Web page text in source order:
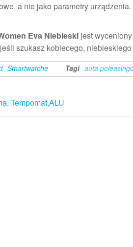
a nie jako parametry
Eva Niebieski jest
szukasz kobiecego,
Smartwatche Tagi auta
Tempomat,ALU